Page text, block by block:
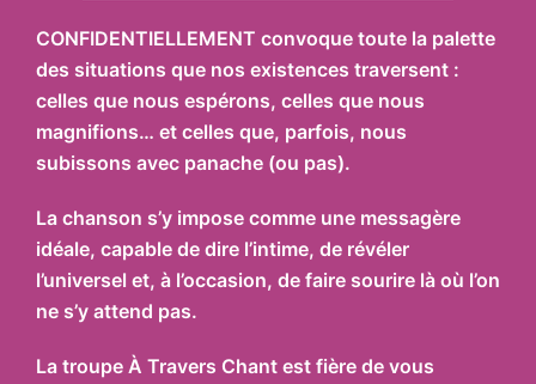
CONFIDENTIELLEMENT convoque toute la palette
des situations que nos existences traversent :
celles que nous espérons, celles que nous
magnifions… et celles que, parfois, nous
subissons avec panache (ou pas).
La chanson s’y impose comme une messagère
idéale, capable de dire l’intime, de révéler
l’universel et, à l’occasion, de faire sourire là où l’on
ne s’y attend pas.
La troupe À Travers Chant est fière de vous